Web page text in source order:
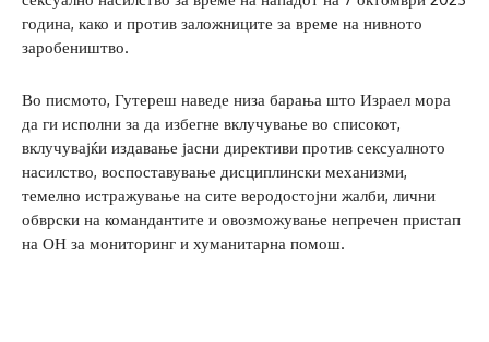
година, како и против заложниците за време на нивното
заробеништво.
Во писмото, Гутереш наведе низа барања што Израел мора
да ги исполни за да избегне вклучување во списокот,
вклучувајќи издавање јасни директиви против сексуалното
насилство, воспоставување дисциплински механизми,
темелно истражување на сите веродостојни жалби, лични
обврски на командантите и овозможување непречен пристап
на ОН за мониторинг и хуманитарна помош.